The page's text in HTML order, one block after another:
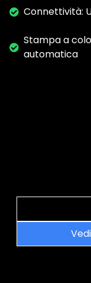
Connettività:
Stampa a
automatica